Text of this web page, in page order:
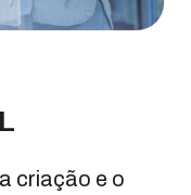
criação e o